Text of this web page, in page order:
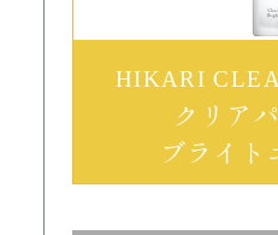
HIKARI
クリア
ブライト